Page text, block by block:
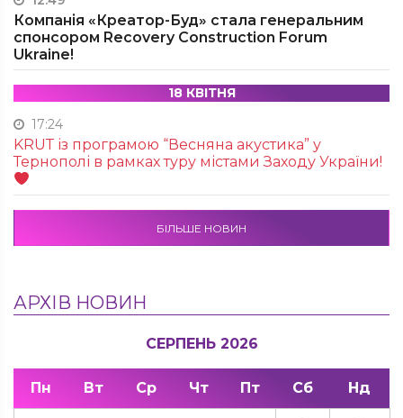
Компанія «Креатор-Буд» стала генеральним
спонсором Recovery Construction Forum
Ukraine!
18 КВІТНЯ
17:24
KRUТ із програмою “Весняна акустика” у
Тернополі в рамках туру містами Заходу України!
БІЛЬШЕ НОВИН
АРХІВ НОВИН
СЕРПЕНЬ 2026
Пн Вт Ср Чт Пт Сб Нд